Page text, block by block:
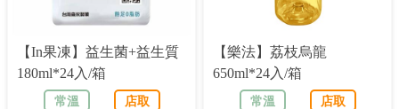
【in果凍】益生菌+益生質
180ml*24入/箱
常溫
店取
【樂法】荔枝烏龍
650ml*24入/箱
常溫
店取